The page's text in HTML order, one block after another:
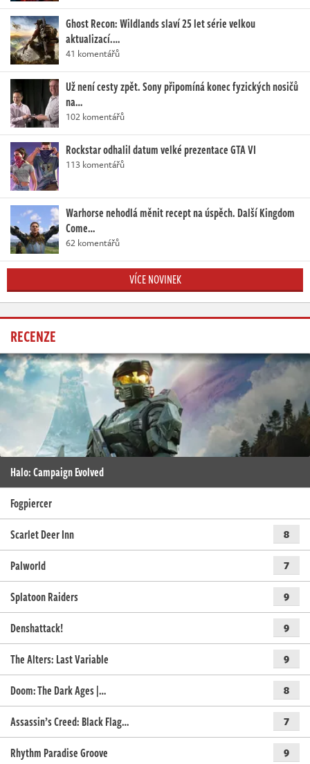
Ghost Recon: Wildlands slaví 25 let série velkou
aktualizací.…
41 komentářů
Už není cesty zpět. Sony připomíná konec fyzických nosičů
na…
102 komentářů
Rockstar odhalil datum velké prezentace GTA VI
113 komentářů
Warhorse nehodlá měnit recept na úspěch. Další Kingdom
Come…
62 komentářů
VÍCE NOVINEK
RECENZE
Halo: Campaign Evolved
Fogpiercer
Scarlet Deer Inn
8
Palworld 7
Splatoon Raiders 9
Denshattack! 9
The Alters: Last Variable 9
Doom: The Dark Ages |… 8
Assassin’s Creed: Black Flag… 7
Rhythm Paradise Groove 9